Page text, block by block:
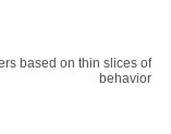
based on thin slices of
behavior